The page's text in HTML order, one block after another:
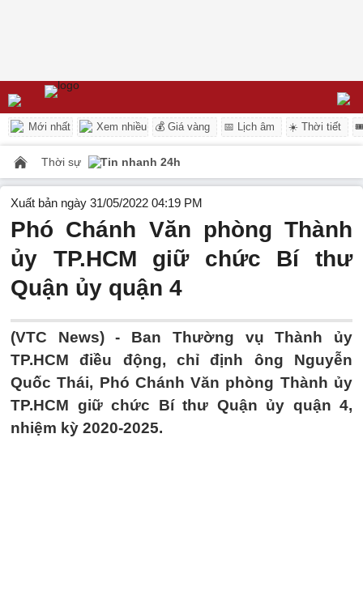
Mới nhất Xem nhiều 💰 Giá vàng 📅 Lịch âm ☀️ Thời tiết
Thời sự Tin nhanh 24h
Xuất bản ngày 31/05/2022 04:19 PM
Phó Chánh Văn phòng Thành
ủy TP.HCM giữ chức Bí thư
Quận ủy quận 4
(VTC News) - Ban Thường vụ Thành ủy
TP.HCM điều động, chỉ định ông Nguyễn
Quốc Thái, Phó Chánh Văn phòng Thành ủy
TP.HCM giữ chức Bí thư Quận ủy quận 4,
nhiệm kỳ 2020-2025.